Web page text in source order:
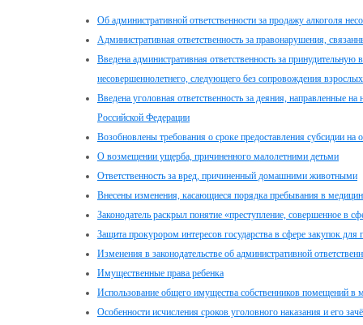
Об административной ответственности за продажу алкоголя
Административная ответственность за правонарушения,
Введена административная ответственность за принудительную
несовершеннолетнего, следующего без сопровождения
Введена уголовная ответственность за деяния, направленные
Российской Федерации
Возобновлены требования о сроке предоставления субсидии
О возмещении ущерба, причиненного малолетними детьми
Ответственность за вред, причиненный домашними животными
Внесены изменения, касающиеся порядка пребывания в
Законодатель раскрыл понятие «преступление, совершенное в
Защита прокурором интересов государства в сфере закупок
Изменения в законодательстве об административной
Имущественные права ребенка
Использование общего имущества собственников помещений
Особенности исчисления сроков уголовного наказания и его